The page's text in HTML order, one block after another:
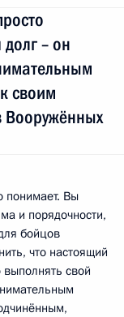
– он
своим
Вооружённых
понимает. Вы
и порядочности,
бойцов
что настоящий
свой